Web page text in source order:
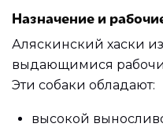
Назначение и
Аляскинский хаски
выдающимися
Эти собаки обладают:
высокой